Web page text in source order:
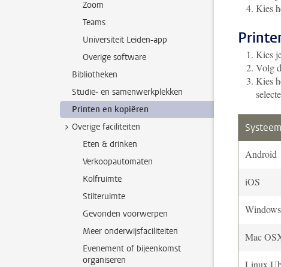
Zoom
Teams
Universiteit Leiden-app
Overige software
Bibliotheken
Studie- en samenwerkplekken
Printen en kopiëren
Overige faciliteiten
Eten & drinken
Verkoopautomaten
Kolfruimte
Stilteruimte
Gevonden voorwerpen
Meer onderwijsfaciliteiten
Evenement of bijeenkomst
organiseren
Kies
Kies
Volg
Kies
Systeem
Android
iOS
Windows
Mac
Linux